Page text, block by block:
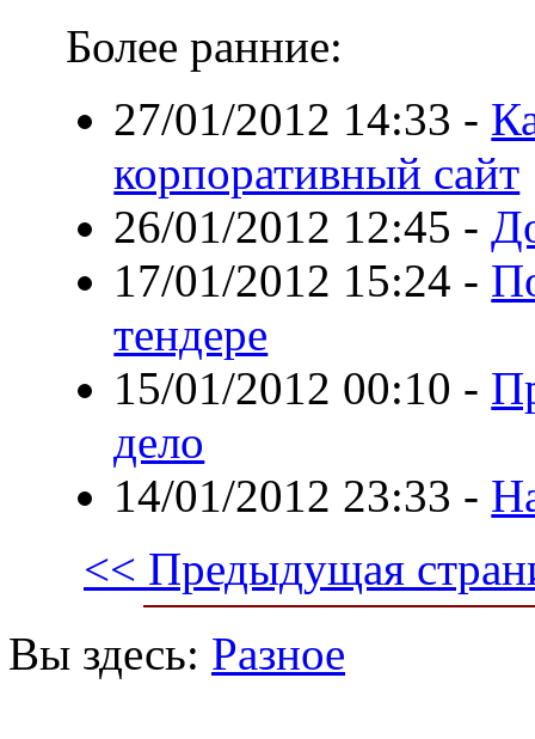
Более ранние:
27/01/2012 14:33 -
корпоративный сайт
26/01/2012 12:45 -
17/01/2012 15:24 -
тендере
15/01/2012 00:10 -
дело
14/01/2012 23:33 -
<< Предыдущая
Вы здесь: Разное